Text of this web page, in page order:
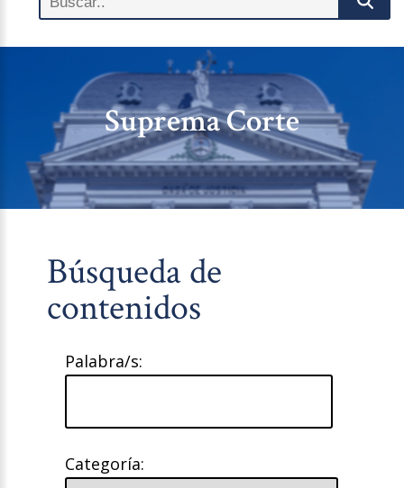
Suprema Corte
Búsqueda de
contenidos
Palabra/s:
Categoría: